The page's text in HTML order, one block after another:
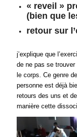
« reveil »
(bien que
retour sur
j’explique que
de ne pas se
le corps. Ce genre
personne est déjà
retours des uns et
manière cette